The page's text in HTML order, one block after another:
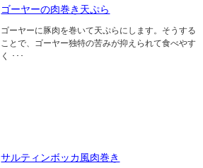
ゴーヤーの肉巻き天ぷら
ゴーヤーに豚肉を巻いて天ぷらにします。そうする
ことで、ゴーヤー独特の苦みが抑えられて食べやす
く ･･･
サルティンボッカ風肉巻き